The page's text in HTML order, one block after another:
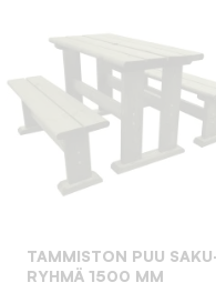
TAMMISTON PUU
RYHMÄ 1500 MM